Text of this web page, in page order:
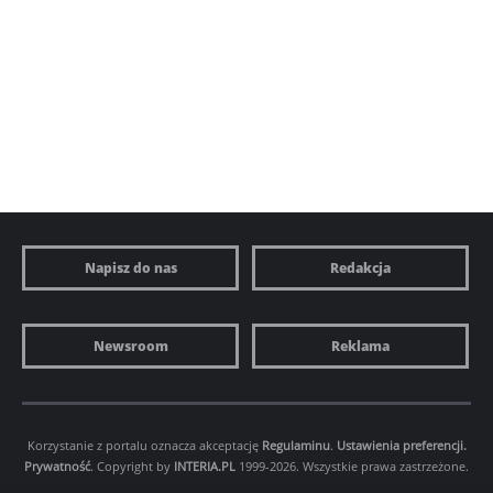
Napisz do nas Redakcja
Newsroom Reklama
Korzystanie z portalu oznacza akceptację Regulaminu. Ustawienia preferencji.
Prywatność. Copyright by INTERIA.PL 1999-2026. Wszystkie prawa zastrzeżone.